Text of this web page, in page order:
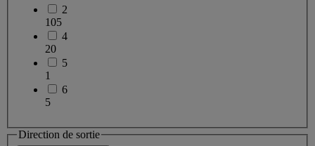
2
105
4
20
5
1
6
5
Direction de sortie